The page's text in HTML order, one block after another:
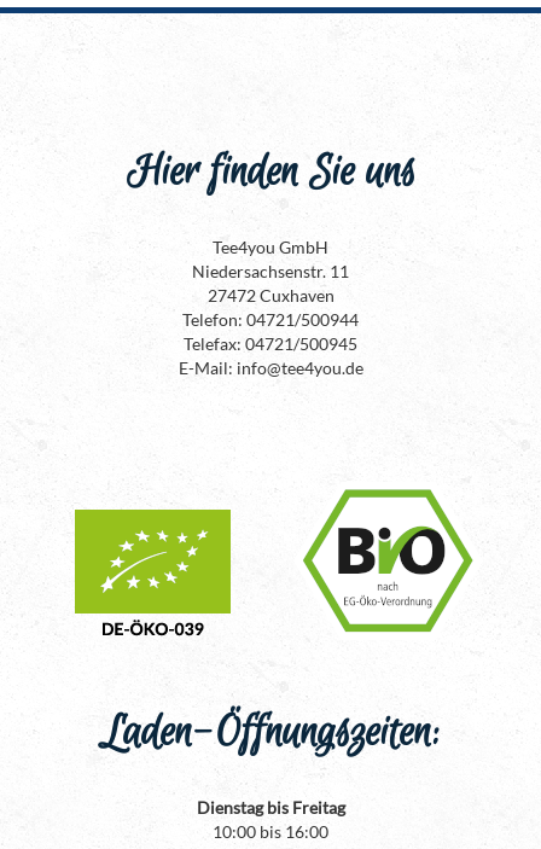
Hier finden Sie uns
Tee4you GmbH
Niedersachsenstr. 11
27472 Cuxhaven
Telefon: 04721/500944
Telefax: 04721/500945
E-Mail: info@tee4you.de
Laden-Öffnungszeiten:
Dienstag bis Freitag
10:00 bis 16:00